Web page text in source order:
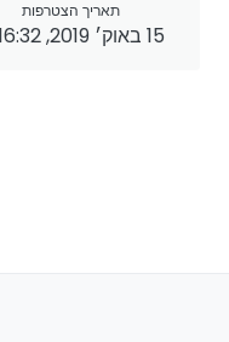
תאריך הצטרפות
15 באוק׳ 2019, 16:32